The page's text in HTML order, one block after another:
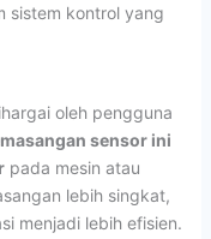
sistem kontrol yang
oleh pengguna
sensor ini
pada mesin atau
lebih singkat,
menjadi lebih efisien.